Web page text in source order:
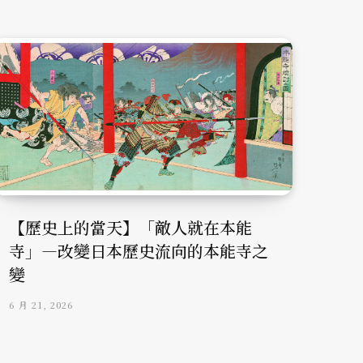
【歷史上的當天】「敵人就在本能
寺」—改變日本歷史流向的本能寺之
變
6 月 21, 2026